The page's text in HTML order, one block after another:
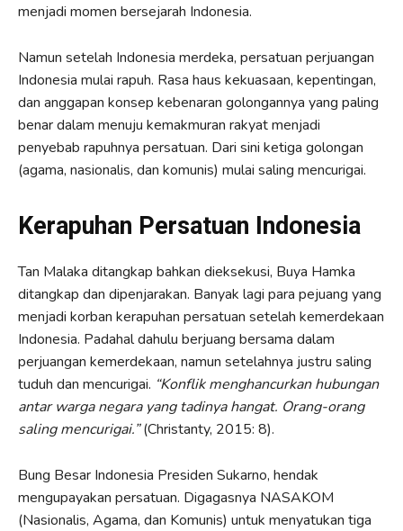
menjadi momen bersejarah Indonesia.
Namun setelah Indonesia merdeka, persatuan perjuangan
Indonesia mulai rapuh. Rasa haus kekuasaan, kepentingan,
dan anggapan konsep kebenaran golongannya yang paling
benar dalam menuju kemakmuran rakyat menjadi
penyebab rapuhnya persatuan. Dari sini ketiga golongan
(agama, nasionalis, dan komunis) mulai saling mencurigai.
Kerapuhan Persatuan Indonesia
Tan Malaka ditangkap bahkan dieksekusi, Buya Hamka
ditangkap dan dipenjarakan. Banyak lagi para pejuang yang
menjadi korban kerapuhan persatuan setelah kemerdekaan
Indonesia. Padahal dahulu berjuang bersama dalam
perjuangan kemerdekaan, namun setelahnya justru saling
tuduh dan mencurigai. “Konflik menghancurkan hubungan
antar warga negara yang tadinya hangat. Orang-orang
saling mencurigai.”(Christanty, 2015: 8).
Bung Besar Indonesia Presiden Sukarno, hendak
mengupayakan persatuan. Digagasnya NASAKOM
(Nasionalis, Agama, dan Komunis) untuk menyatukan tiga